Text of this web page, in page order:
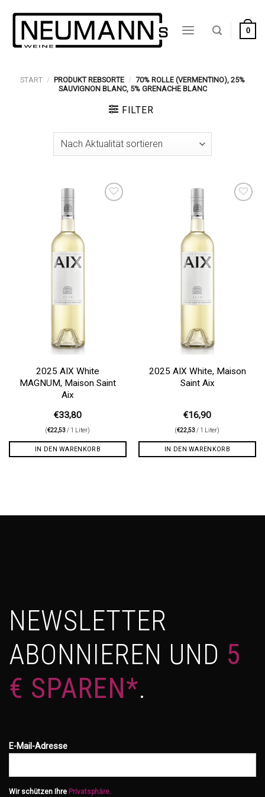
Inhalt
springen
0
START / PRODUKT REBSORTE / 70% ROLLE (VERMENTINO), 25%
SAUVIGNON BLANC, 5% GRENACHE BLANC
FILTER
2025 AIX White
MAGNUM, Maison Saint
Aix
€33,80
(€22,53/ 1 Liter)
IN DEN WARENKORB
2025 AIX White, Maison
Saint Aix
€16,90
(€22,53/ 1 Liter)
IN DEN WARENKORB
NEWSLETTER
ABONNIEREN UND 5
€ SPAREN*.
E-Mail-Adresse
Wir schützen Ihre Privatsphäre.